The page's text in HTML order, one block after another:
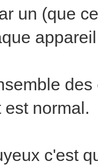
un (que
est normal.
c'est